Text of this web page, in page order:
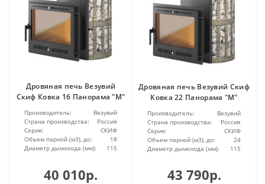
Дровяная печь Везувий
Скиф Ковка 16 Панорама "М"
Производитель:
Везувий
Страна производства:
Россия
Серия:
СКИФ
Объем парной (м3), до:
18
Диаметр дымохода (мм):
115
40 010р.
Дровяная печь Везувий Скиф
Ковка 22 Панорама "М"
Производитель:
Везувий
Страна производства:
Россия
Серия:
СКИФ
Объем парной (м3), до:
24
Диаметр дымохода (мм):
115
43 790р.